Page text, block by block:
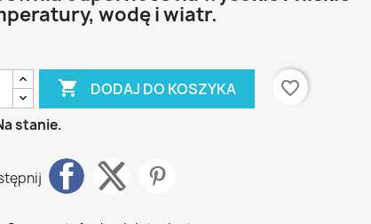
wodę i wiatr.
 DODAJ DO KOSZYKA
favorite_border
stanie.